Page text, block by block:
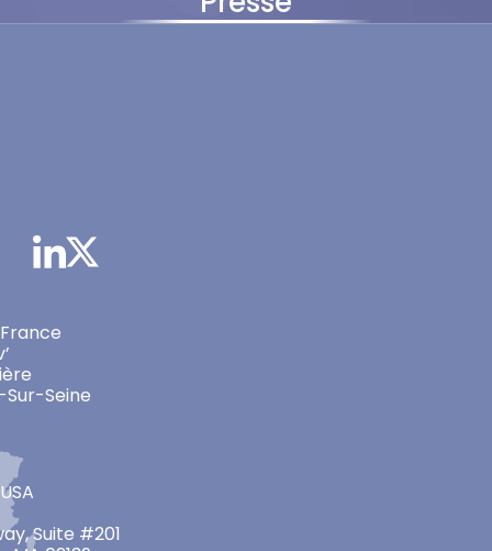
France
Seine
Suite #201